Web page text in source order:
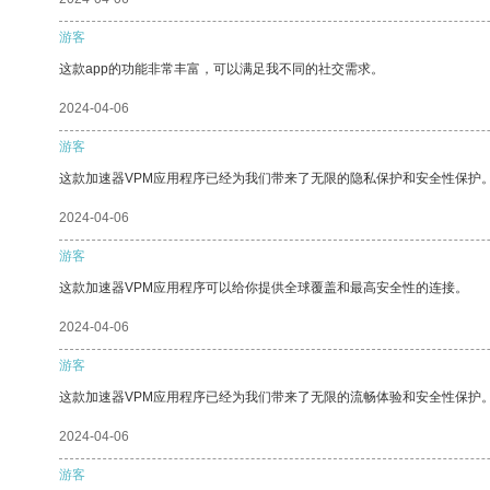
游客
这款app的功能非常丰富，可以满足我不同的社交需求。
2024-04-06
游客
这款加速器VPM应用程序已经为我们带来了无限的隐私保护和安全性保护
2024-04-06
游客
这款加速器VPM应用程序可以给你提供全球覆盖和最高安全性的连接。
2024-04-06
游客
这款加速器VPM应用程序已经为我们带来了无限的流畅体验和安全性保护
2024-04-06
游客